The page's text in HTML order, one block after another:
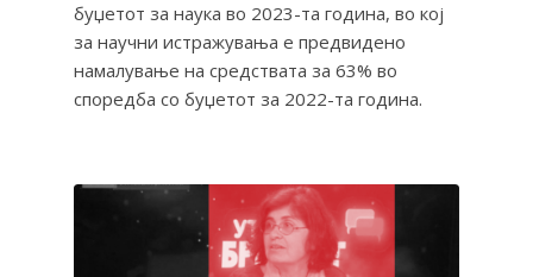
буџетот за наука во 2023-та година, во кој
за научни истражувања е предвидено
намалување на средствата за 63% во
споредба со буџетот за 2022-та година.